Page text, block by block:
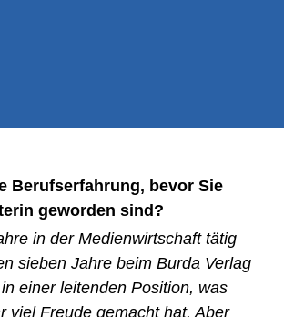
Berufserfahrung, bevor Sie
geworden sind?
in der Medienwirtschaft tätig
sieben Jahre beim Burda Verlag
einer leitenden Position, was
viel Freude gemacht hat. Aber